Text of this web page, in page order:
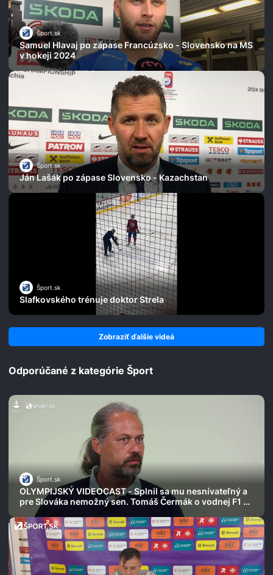
Šport.sk
Samuel Hlavaj po zápase Francúzsko - Slovensko na MS
v hokeji 2024
Šport.sk
Ján Lašák po zápase Slovensko - Kazachstan
Šport.sk
Slafkovského trénuje doktor Strela
Zobraziť ďalšie videá
Odporúčané z kategórie Šport
Šport.sk
OLYMPIJSKÝ VIDEOCAST - Splnil sa mu nesnívateľný a
pre Slováka nemožný sen. Tomáš Čermák o vodnej F1 aj
najdlhších pretekoch